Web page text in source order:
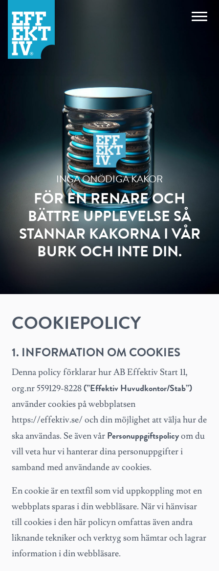
INGA ONÖDIGA KAKOR
FÖR EN RENARE OCH
BÄTTRE UPPLEVELSE SÅ
STANNAR KAKORNA I VÅR
BURK OCH INTE DIN.
COOKIEPOLICY
1. INFORMATION OM COOKIES
Denna policy förklarar hur AB Effektiv Start 11,
org.nr 559129-8228(”Effektiv Huvudkontor/Stab”)
använder cookies på webbplatsen
https://effektiv.se/ och din möjlighet att välja hur de
ska användas. Se även vår Personuppgiftspolicyom du
vill veta hur vi hanterar dina personuppgifter i
samband med användande av cookies.
En cookie är en textfil som vid uppkoppling mot en
webbplats sparas i din webbläsare. När vi hänvisar
till cookies i den här policyn omfattas även andra
liknande tekniker och verktyg som hämtar och lagrar
information i din webbläsare.